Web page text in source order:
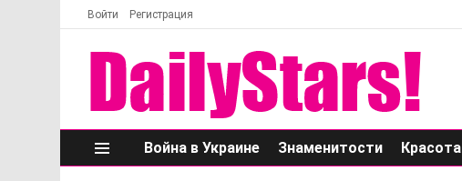
Войти Регистрация
Меню
Война в Украине Знаменитости Красота